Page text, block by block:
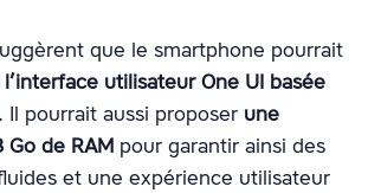
que le smartphone pourrait
utilisateur One UI basée
Il pourrait aussi proposer une
de RAM pour garantir ainsi des
et une expérience utilisateur